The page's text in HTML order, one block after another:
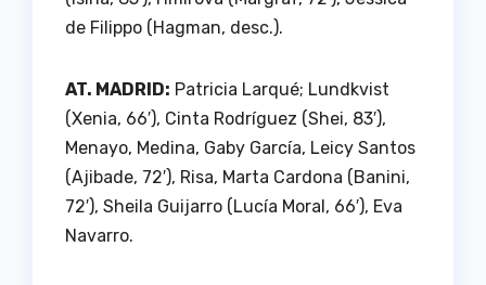
de Filippo (Hagman, desc.).
AT. MADRID: Patricia Larqué; Lundkvist
(Xenia, 66′), Cinta Rodríguez (Shei, 83′),
Menayo, Medina, Gaby García, Leicy Santos
(Ajibade, 72′), Risa, Marta Cardona (Banini,
72′), Sheila Guijarro (Lucía Moral, 66′), Eva
Navarro.